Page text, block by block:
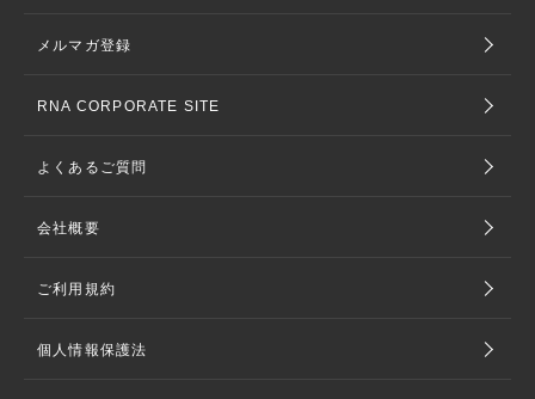
メルマガ登録
RNA CORPORATE SITE
よくあるご質問
会社概要
ご利用規約
個人情報保護法